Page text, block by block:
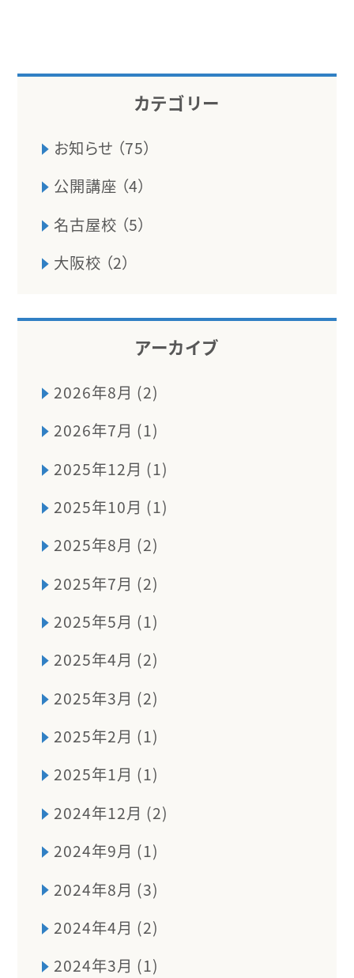
カテゴリー
お知らせ （75）
公開講座 （4）
名古屋校 （5）
大阪校 （2）
アーカイブ
2026年8月 (2)
2026年7月 (1)
2025年12月 (1)
2025年10月 (1)
2025年8月 (2)
2025年7月 (2)
2025年5月 (1)
2025年4月 (2)
2025年3月 (2)
2025年2月 (1)
2025年1月 (1)
2024年12月 (2)
2024年9月 (1)
2024年8月 (3)
2024年4月 (2)
2024年3月 (1)